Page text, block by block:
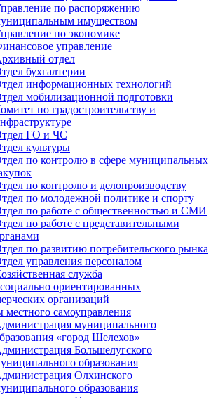
по распоряжению
имуществом
по экономике
управление
отдел
бухгалтерии
информационных технологий
мобилизационной подготовки
по градостроительству и
ГО и ЧС
культуры
по контролю в сфере муниципальных
по контролю и делопроизводству
по молодежной политике и спорту
по работе с общественностью и СМИ
по работе с представительными
по развитию потребительского рынка
управления персоналом
служба
ориентированных
организаций
местного самоуправления
муниципального
«город Шелехов»
Большелугского
образования
Олхинского
образования